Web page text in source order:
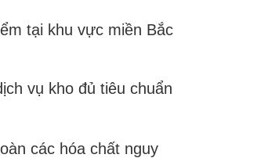
tại khu vực miền Bắc
vụ kho đủ tiêu chuẩn
các hóa chất nguy